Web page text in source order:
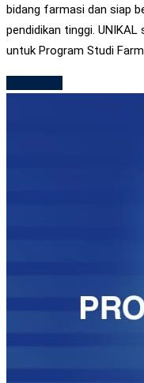
bidang farmasi dan siap
pendidikan tinggi.
untuk Program Studi